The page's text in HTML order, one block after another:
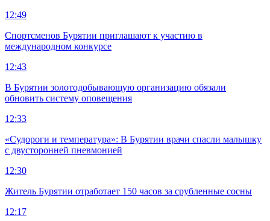
12:49
Спортсменов Бурятии приглашают к участию в
международном конкурсе
12:43
В Бурятии золотодобывающую организацию обязали
обновить систему оповещения
12:33
«Судороги и температура»: В Бурятии врачи спасли малышку
с двусторонней пневмонией
12:30
Житель Бурятии отработает 150 часов за срубленные сосны
12:17